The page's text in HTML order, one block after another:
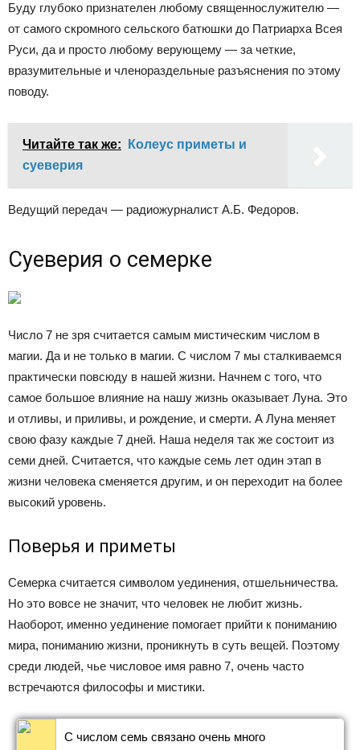
Буду глубоко признателен любому священнослужителю —
от самого скромного сельского батюшки до Патриарха Всея
Руси, да и просто любому верующему — за четкие,
вразумительные и членораздельные разъяснения по этому
поводу.
Читайте так же:
Колеус приметы и
суеверия
Ведущий передач — радиожурналист А.Б. Федоров.
Суеверия о семерке
Число 7 не зря считается самым мистическим числом в
магии. Да и не только в магии. С числом 7 мы сталкиваемся
практически повсюду в нашей жизни. Начнем с того, что
самое большое влияние на нашу жизнь оказывает Луна. Это
и отливы, и приливы, и рождение, и смерти. А Луна меняет
свою фазу каждые 7 дней. Наша неделя так же состоит из
семи дней. Считается, что каждые семь лет один этап в
жизни человека сменяется другим, и он переходит на более
высокий уровень.
Поверья и приметы
Семерка считается символом уединения, отшельничества.
Но это вовсе не значит, что человек не любит жизнь.
Наоборот, именно уединение помогает прийти к пониманию
мира, пониманию жизни, проникнуть в суть вещей. Поэтому
среди людей, чье числовое имя равно 7, очень часто
встречаются философы и мистики.
С числом семь связано очень много